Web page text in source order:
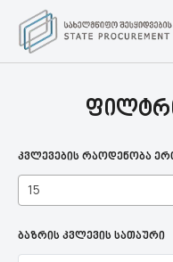
კვლევების რაოდენობა
15
ბაზრის კვლევის სათაური